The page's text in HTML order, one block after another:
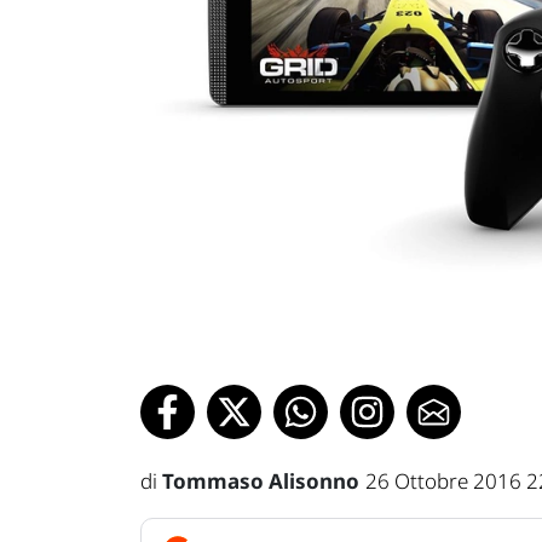
di Tommaso Alisonno 26 Ottobre 2016